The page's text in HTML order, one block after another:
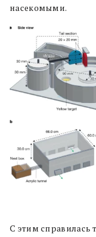
насекомыми.
С этим справилась